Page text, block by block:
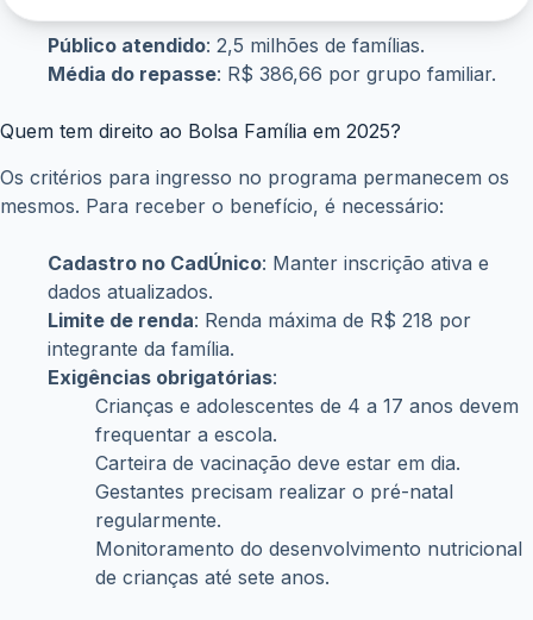
Público atendido: 2,5 milhões de famílias.
Média do repasse: R$ 386,66 por grupo familiar.
Quem tem direito ao Bolsa Família em 2025?
Os critérios para ingresso no programa permanecem os
mesmos. Para receber o benefício, é necessário:
Cadastro no CadÚnico: Manter inscrição ativa e
dados atualizados.
Limite de renda: Renda máxima de R$ 218 por
integrante da família.
Exigências obrigatórias:
Crianças e adolescentes de 4 a 17 anos devem
frequentar a escola.
Carteira de vacinação deve estar em dia.
Gestantes precisam realizar o pré-natal
regularmente.
Monitoramento do desenvolvimento nutricional
de crianças até sete anos.